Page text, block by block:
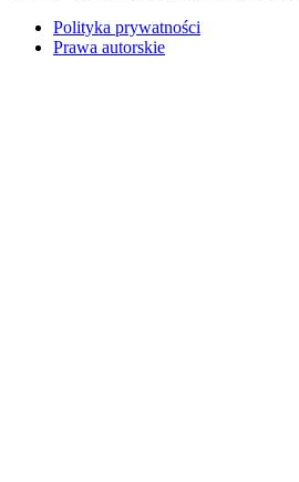
Polityka prywatności
Prawa autorskie